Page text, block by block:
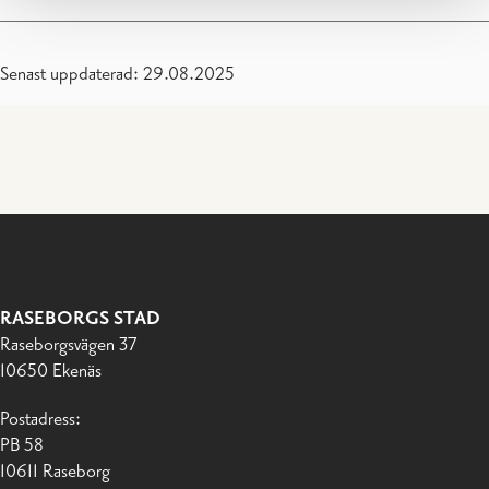
Senast uppdaterad: 29.08.2025
RASEBORGS STAD
Raseborgsvägen 37
10650 Ekenäs
Postadress:
PB 58
10611 Raseborg